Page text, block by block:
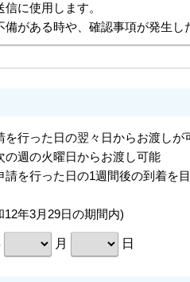
に使用します。
がある時や、確認事項が発生し
を行った日の翌々日からお渡しが
週の火曜日からお渡し可能
請を行った日の1週間後の到着を
年3月29日の期間内)
月 日